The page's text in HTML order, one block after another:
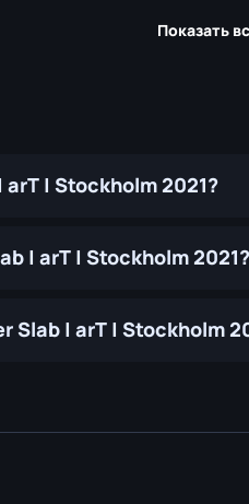
Показать
| Stockholm 2021?
| arT | Stockholm
Slab | arT | Stockholm